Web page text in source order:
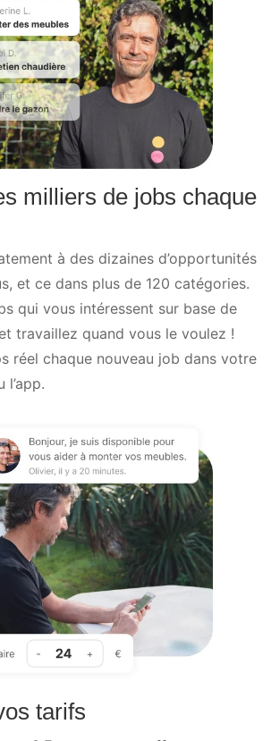
milliers de jobs chaque
à des dizaines d’opportunités
et ce dans plus de 120 catégories.
qui vous intéressent sur base de
travaillez quand vous le voulez !
réel chaque nouveau job dans votre
l’app.
tarifs